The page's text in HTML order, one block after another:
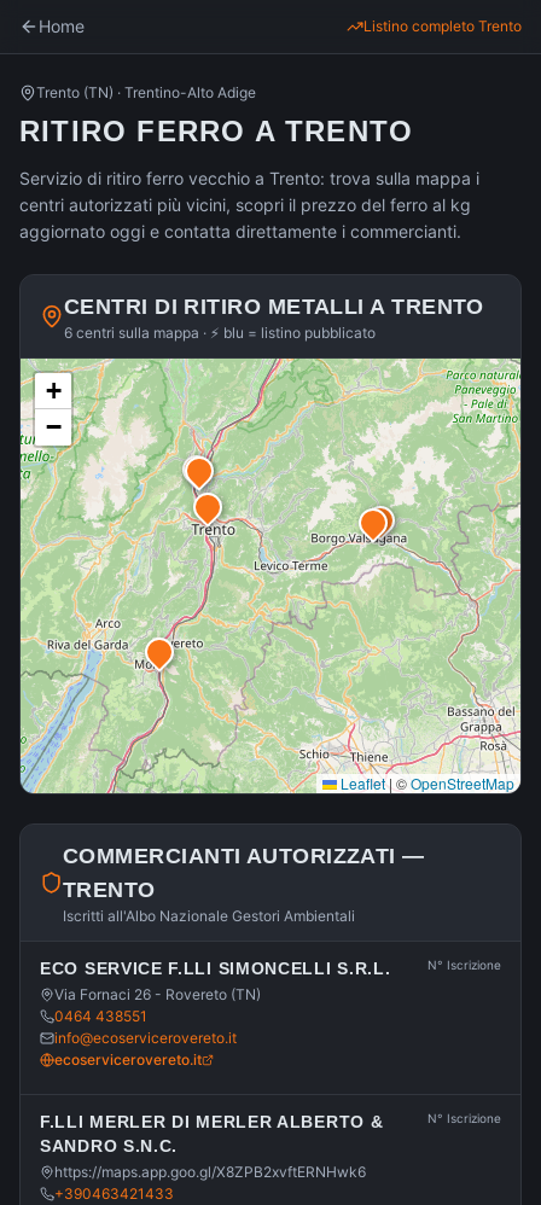
Home Listino completo Trento
Trento (TN) · Trentino-Alto Adige
RITIRO FERRO A TRENTO
Servizio di ritiro ferro vecchio a Trento: trova sulla mappa i
centri autorizzati più vicini, scopri il prezzo del ferro al kg
aggiornato oggi e contatta direttamente i commercianti.
CENTRI DI RITIRO METALLI ATRENTO
6 centri sulla mappa · ⚡ blu = listino pubblicato
+
−
Leaflet|©OpenStreetMap
COMMERCIANTI AUTORIZZATI —
TRENTO
Iscritti all'Albo Nazionale Gestori Ambientali
ECO SERVICE F.LLI SIMONCELLI S.R.L.
Via Fornaci 26 - Rovereto (TN)
0464 438551
info@ecoservicerovereto.it
ecoservicerovereto.it
N° Iscrizione
F.LLI MERLER DI MERLER ALBERTO &
SANDRO S.N.C.
https://maps.app.goo.gl/X8ZPB2xvftERNHwk6
+390463421433
N° Iscrizione